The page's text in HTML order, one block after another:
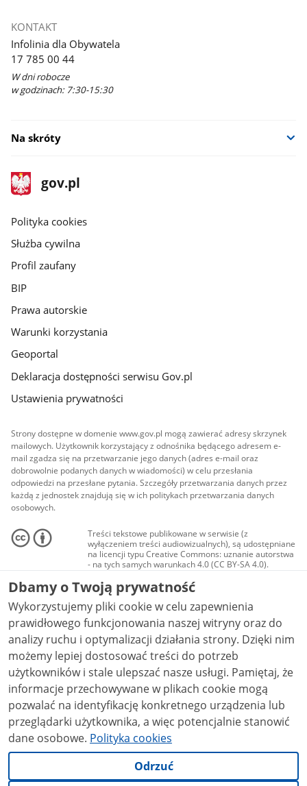
KONTAKT
Infolinia dla Obywatela
17 785 00 44
W dni robocze
w godzinach: 7:30-15:30
Na skróty
stopka
gov.pl
Strona
gov.pl
gov.pl
Polityka cookies
Służba cywilna
Profil zaufany
BIP
Prawa autorskie
Warunki korzystania
Geoportal
Deklaracja dostępności serwisu Gov.pl
Ustawienia prywatności
Strony dostępne w domenie www.gov.pl mogą zawierać adresy skrzynek
mailowych. Użytkownik korzystający z odnośnika będącego adresem e-
mail zgadza się na przetwarzanie jego danych (adres e-mail oraz
dobrowolnie podanych danych w wiadomości) w celu przesłania
odpowiedzi na przesłane pytania. Szczegóły przetwarzania danych przez
każdą z jednostek znajdują się w ich politykach przetwarzania danych
osobowych.
Treści tekstowe publikowane w serwisie (z
wyłączeniem treści audiowizualnych), są udostępniane
na licencji typu Creative Commons: uznanie autorstwa
- na tych samych warunkach 4.0 (CC BY-SA 4.0).
Materiały audiowizualne, w tym zdjęcia, materiały
audio i wideo, są udostępniane na licencji typu
Creative Commons: uznanie autorstwa użycie
niekomercyjne - bez utworów zależnych 4.0 (CC BY-
NC-ND 4.0), o ile nie jest to stwierdzone inaczej.
Dbamy o Twoją prywatność
Wykorzystujemy pliki cookie w celu zapewnienia
prawidłowego funkcjonowania naszej witryny oraz do
analizy ruchu i optymalizacji działania strony. Dzięki nim
możemy lepiej dostosować treści do potrzeb
użytkowników i stale ulepszać nasze usługi. Pamiętaj, że
informacje przechowywane w plikach cookie mogą
pozwalać na identyfikację konkretnego urządzenia lub
przeglądarki użytkownika, a więc potencjalnie stanowić
dane osobowe. Polityka cookies
Odrzuć